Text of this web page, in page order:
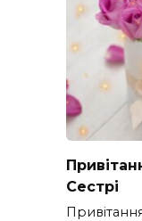
Сестрі